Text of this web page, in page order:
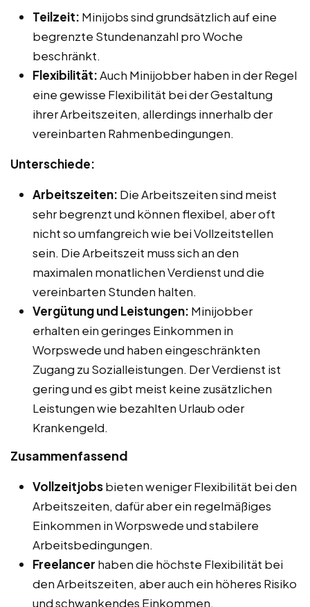
Teilzeit: Minijobs sind grundsätzlich auf eine
begrenzte Stundenanzahl pro Woche
beschränkt.
Flexibilität:Auch Minijobber haben in der Regel
eine gewisse Flexibilität bei der Gestaltung
ihrer Arbeitszeiten, allerdings innerhalb der
vereinbarten Rahmenbedingungen.
Unterschiede:
Arbeitszeiten: Die Arbeitszeiten sind meist
sehr begrenzt und können flexibel, aber oft
nicht so umfangreich wie bei Vollzeitstellen
sein. Die Arbeitszeit muss sich an den
maximalen monatlichen Verdienst und die
vereinbarten Stunden halten.
Vergütung und Leistungen: Minijobber
erhalten ein geringes Einkommen in
Worpswede und haben eingeschränkten
Zugang zu Sozialleistungen. Der Verdienst ist
gering und es gibt meist keine zusätzlichen
Leistungen wie bezahlten Urlaub oder
Krankengeld.
Zusammenfassend
Vollzeitjobsbieten weniger Flexibilität bei den
Arbeitszeiten, dafür aber ein regelmäßiges
Einkommen in Worpswede und stabilere
Arbeitsbedingungen.
Freelancer haben die höchste Flexibilität bei
den Arbeitszeiten, aber auch ein höheres Risiko
und schwankendes Einkommen.